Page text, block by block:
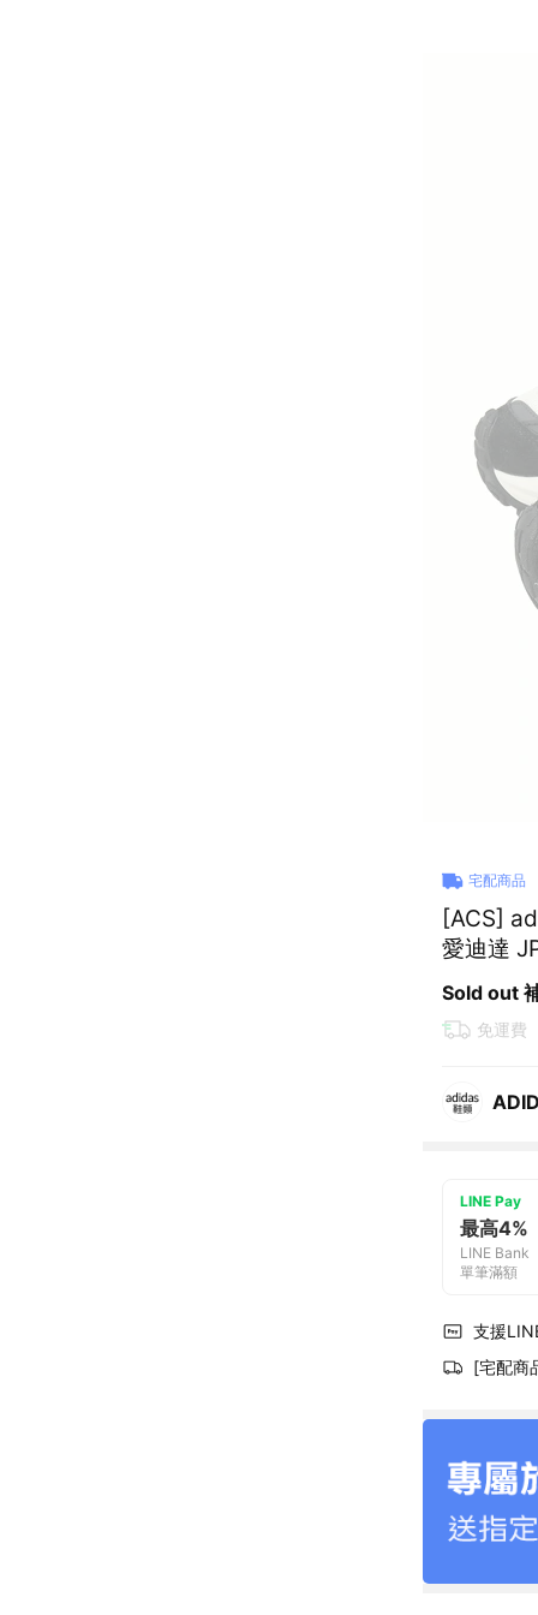
宅配商品
[ACS]
愛迪達
Sold out
免運費
LINE Pay
最高4%
LINE Bank
單筆滿額
支援
[宅配商